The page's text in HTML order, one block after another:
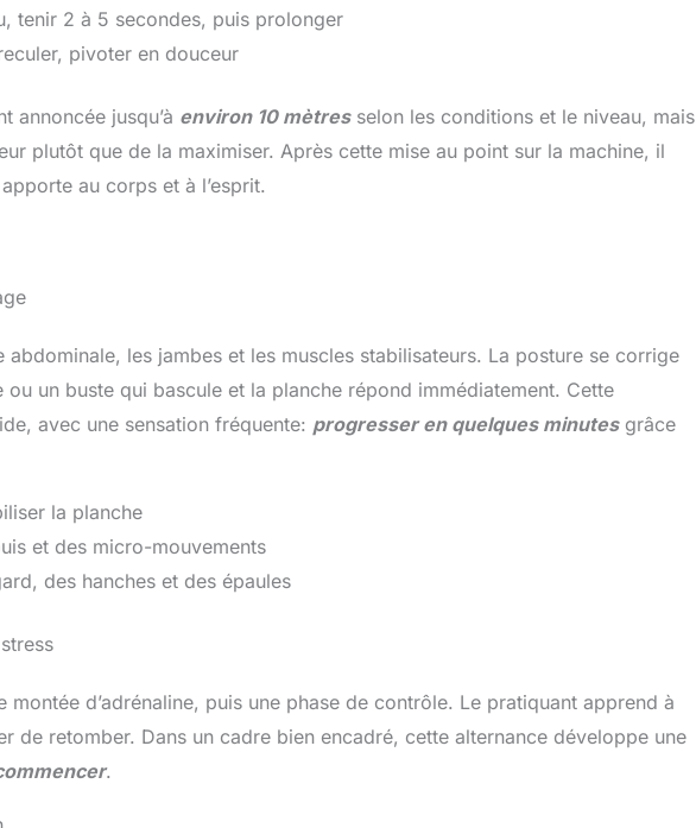
tenir 2 à 5 secondes, puis prolonger
pivoter en douceur
annoncée jusqu’à environ 10 mètresselon les conditions et le niveau, mais
plutôt que de la maximiser. Après cette mise au point sur la machine, il
au corps et à l’esprit.
les jambes et les muscles stabilisateurs. La posture se corrige
un buste qui bascule et la planche répond immédiatement. Cette
avec une sensation fréquente: progresser en quelques minutesgrâce
la planche
et des micro-mouvements
des hanches et des épaules
d’adrénaline, puis une phase de contrôle. Le pratiquant apprend à
de retomber. Dans un cadre bien encadré, cette alternance développe une
.